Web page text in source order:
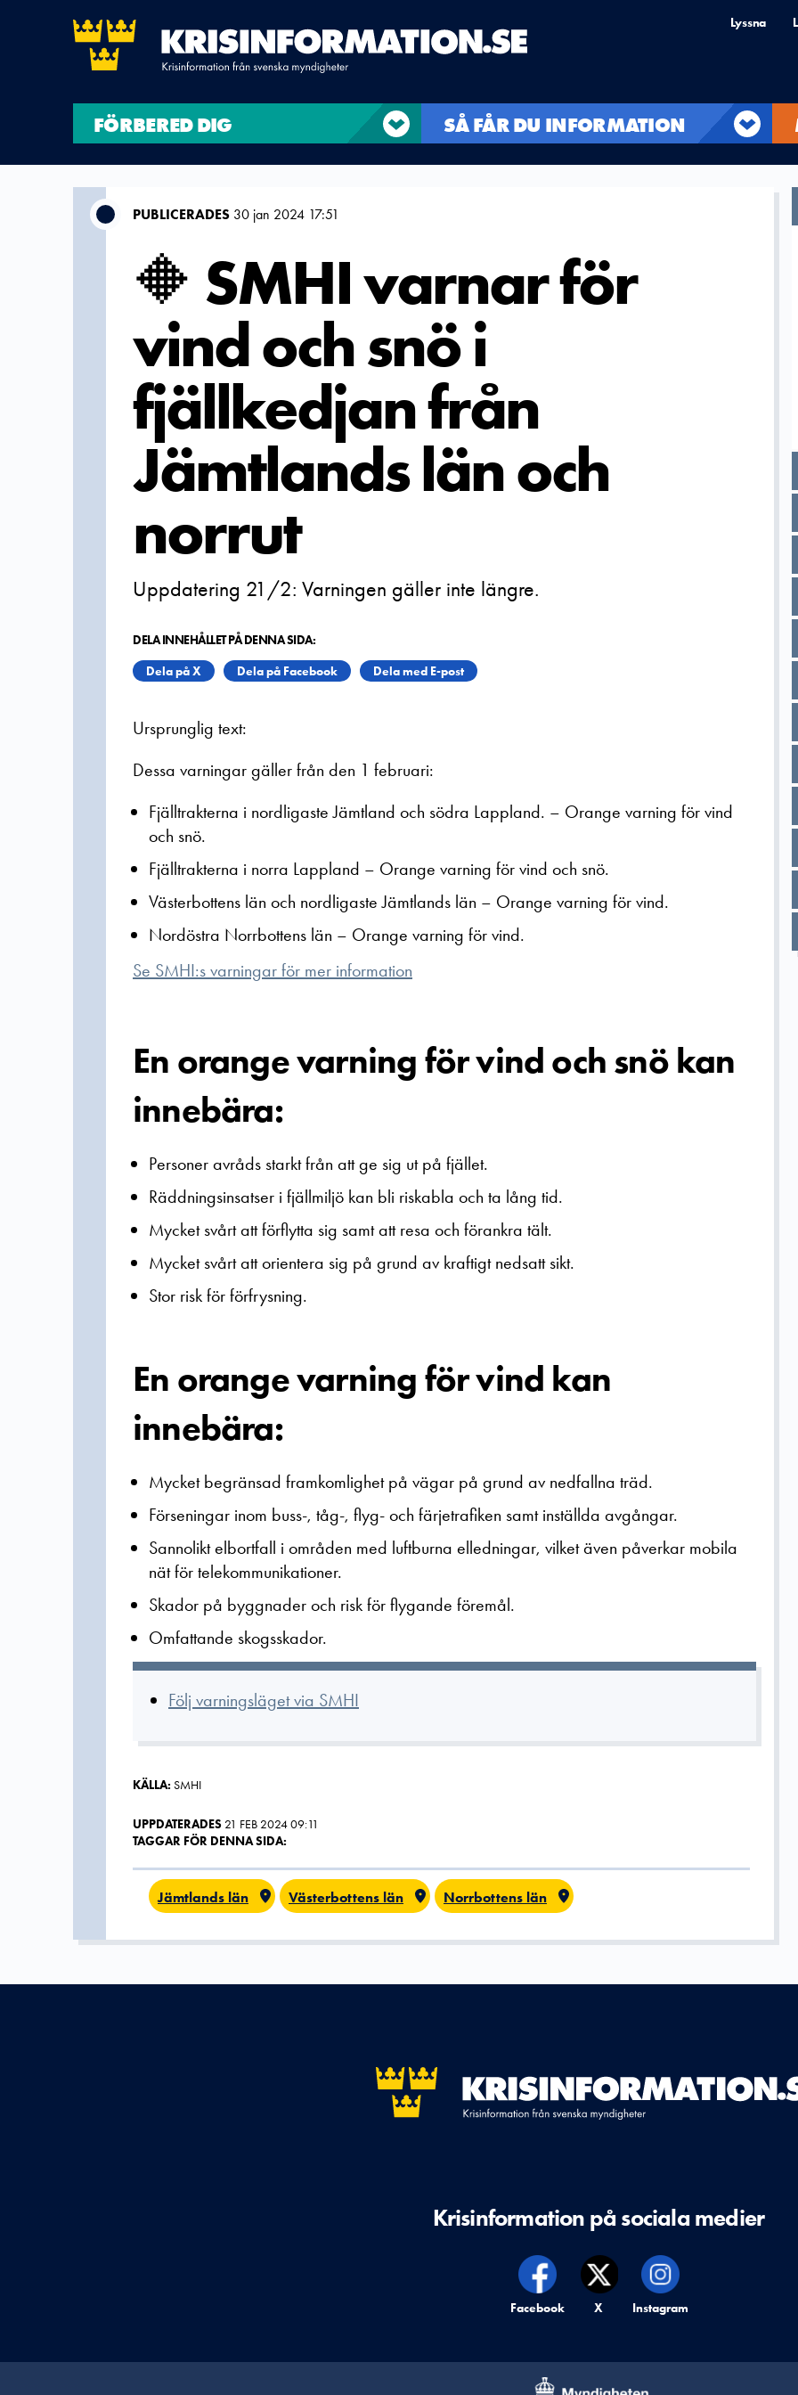
Lyssna
FÖRBERED DIG SÅ FÅR DU INFORMATION
PUBLICERADES 30 jan 2024 17:51
🔶 SMHI varnar för
vind och snö i
fjällkedjan från
Jämtlands län och
norrut
Uppdatering 21/2: Varningen gäller inte längre.
DELA INNEHÅLLET PÅ DENNA SIDA:
Dela på X
Dela på Facebook Dela med E-post
Ursprunglig text:
Dessa varningar gäller från den 1 februari:
Fjälltrakterna i nordligaste Jämtland och södra Lappland. – Orange varning för vind
och snö.
Fjälltrakterna i norra Lappland – Orange varning för vind och snö.
Västerbottens län och nordligaste Jämtlands län – Orange varning för vind.
Nordöstra Norrbottens län – Orange varning för vind.
Se SMHI:s varningar för mer information
En orange varning för vind och snö kan
innebära:
Personer avråds starkt från att ge sig ut på fjället.
Räddningsinsatser i fjällmiljö kan bli riskabla och ta lång tid.
Mycket svårt att förflytta sig samt att resa och förankra tält.
Mycket svårt att orientera sig på grund av kraftigt nedsatt sikt.
Stor risk för förfrysning.
En orange varning för vind kan
innebära:
Mycket begränsad framkomlighet på vägar på grund av nedfallna träd.
Förseningar inom buss-, tåg-, flyg- och färjetrafiken samt inställda avgångar.
Sannolikt elbortfall i områden med luftburna elledningar, vilket även påverkar mobila
nät för telekommunikationer.
Skador på byggnader och risk för flygande föremål.
Omfattande skogsskador.
Följ varningsläget via SMHI
KÄLLA: SMHI
UPPDATERADES 21 FEB 2024 09:11
TAGGAR FÖR DENNA SIDA:
Jämtlands län Västerbottens län Norrbottens län
Krisinformation på sociala medier
Krisinformation på,
Facebook Krisinformation på,
X Krisinformation på,
Instagram